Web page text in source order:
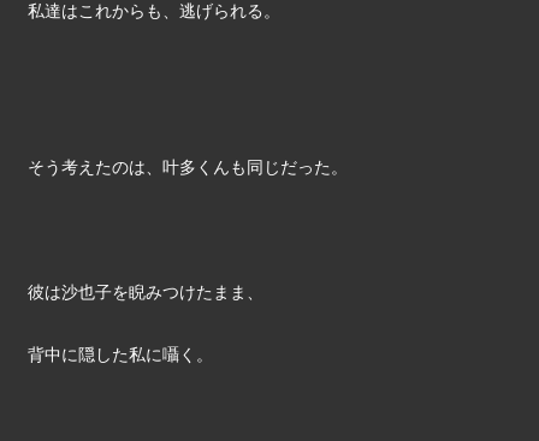
私達はこれからも、逃げられる。
そう考えたのは、叶多くんも同じだった。
彼は沙也子を睨みつけたまま、
背中に隠した私に囁く。